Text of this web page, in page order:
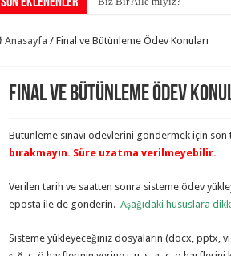
Anasayfa / Final ve Bütünleme Ödev Konuları
Final ve Bütünleme Ödev
Bütünleme sınavı ödevlerini göndermek için son
bırakmayın. Süre uzatma verilmeyebilir.
Verilen tarih ve saatten sonra sisteme ödev
eposta ile de gönderin. Aşağıdaki hususlara
Sisteme yükleyeceğiniz dosyaların (docx, pptx,